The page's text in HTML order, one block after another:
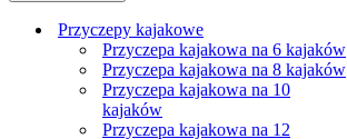
Przyczepy kajakowe
Przyczepa kajakowa na 6 kajaków
Przyczepa kajakowa na 8 kajaków
Przyczepa kajakowa na 10
kajaków
Przyczepa kajakowa na 12